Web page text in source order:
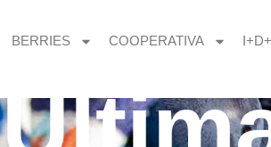
BERRIES COOPERATIVA